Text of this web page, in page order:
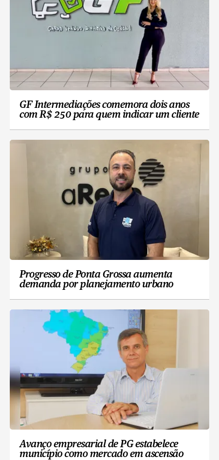
GF Intermediações comemora dois anos
com R$ 250 para quem indicar um cliente
Progresso de Ponta Grossa aumenta
demanda por planejamento urbano
Avanço empresarial de PG estabelece
município como mercado em ascensão